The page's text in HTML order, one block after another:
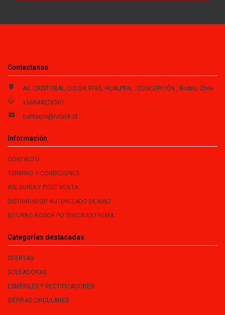
Contactanos
AV. CRISTOBAL COLON 9765, HUALPEN, , CONCEPCIÓN , Biobío, Chile
+56944276561
contacto@rolack.cl
Información
CONTACTO
TERMINO Y CONDICIONES
ASESORÍA Y POST VENTA
DISTRIBUIDOR AUTORIZADO DEWALT
BITURBO BOSCH POTENCIA EXTREMA
Categorías destacadas
OFERTAS
SOLDADORAS
ESMERILES Y RECTIFICADORES
SIERRAS CIRCULARES